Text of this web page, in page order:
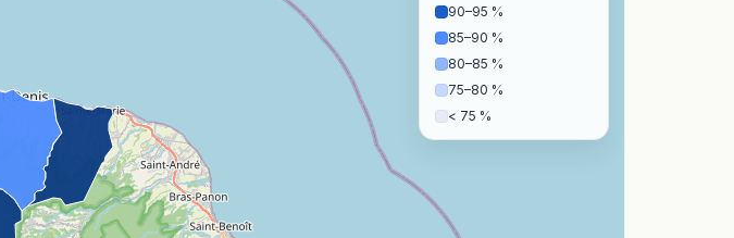
90–95 %
85–90 %
80–85 %
75–80 %
< 75 %